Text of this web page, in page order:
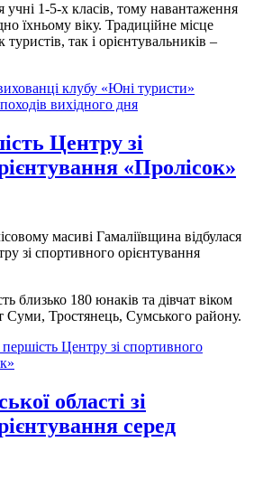
учні 1-5-х класів, тому навантаження
їхньому віку. Традиційне місце
так і орієнтувальників –
клубу «Юні туристи»
вихідного дня
Центру зі
«Пролісок»
масиві Гамаліївщина відбулася
зі спортивного орієнтування
близько 180 юнаків та дівчат віком
Суми, Тростянець, Сумського району.
Центру зі спортивного
області зі
серед